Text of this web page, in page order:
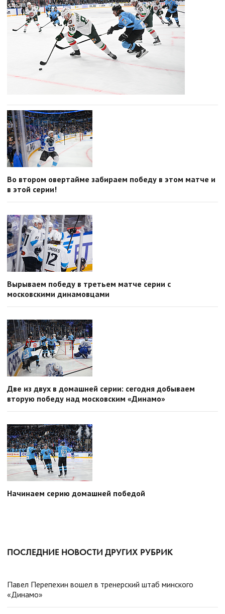
Во втором овертайме забираем победу в этом матче и
в этой серии!
Вырываем победу в третьем матче серии с
московскими динамовцами
Две из двух в домашней серии: сегодня добываем
вторую победу над московским «Динамо»
Начинаем серию домашней победой
ПОСЛЕДНИЕ НОВОСТИ ДРУГИХ РУБРИК
Павел Перепехин вошел в тренерский штаб минского
«Динамо»